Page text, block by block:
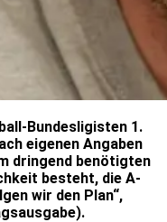
Bundesligisten 1.
eigenen Angaben
dringend benötigten
besteht, die A-
wir den Plan“,